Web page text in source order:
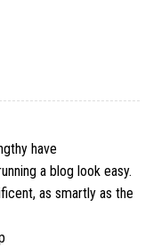
have
a blog look easy.
as smartly as the